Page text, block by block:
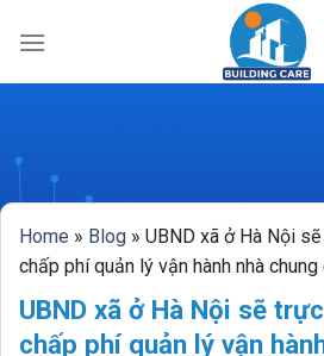
Home » Blog » UBND xã ở Hà Nội
chấp phí quản lý vận hành nhà
UBND xã ở Hà Nội sẽ
chấp phí quản lý vận